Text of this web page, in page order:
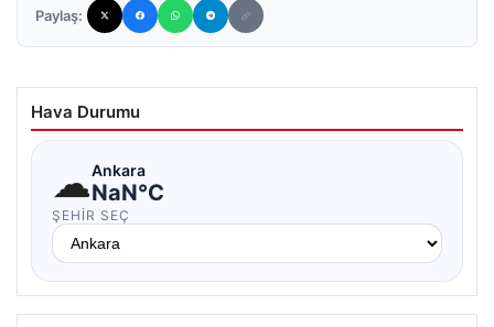
Paylaş:
Hava Durumu
☁Ankara
NaN°C
ŞEHIR SEÇ